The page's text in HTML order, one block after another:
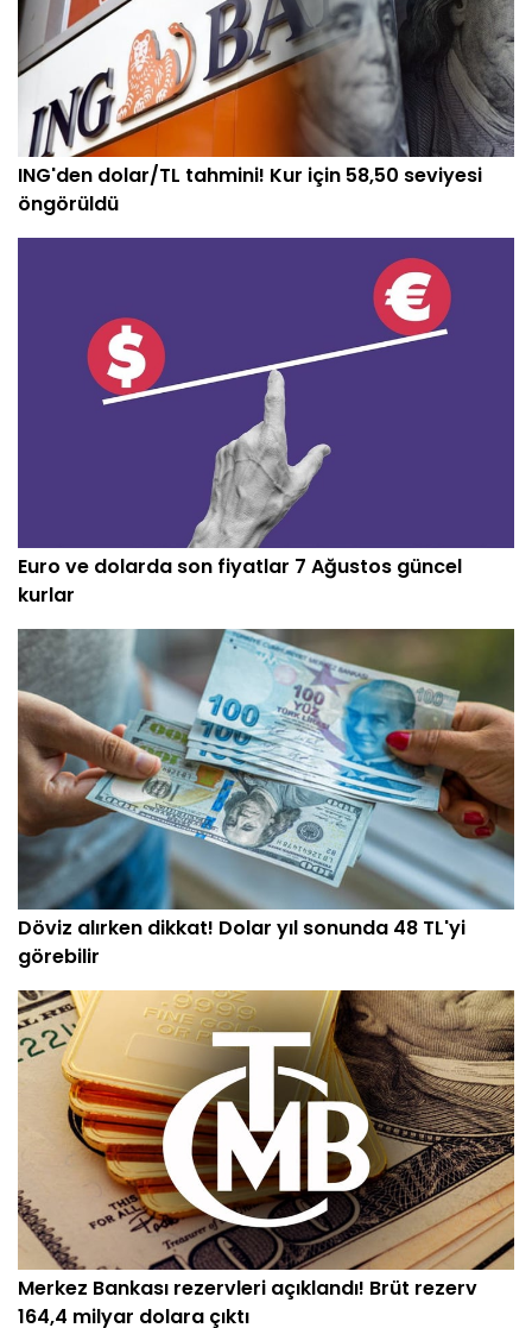
ING'den dolar/TL tahmini! Kur için 58,50 seviyesi
öngörüldü
Euro ve dolarda son fiyatlar 7 Ağustos güncel
kurlar
Döviz alırken dikkat! Dolar yıl sonunda 48 TL'yi
görebilir
Merkez Bankası rezervleri açıklandı! Brüt rezerv
164,4 milyar dolara çıktı